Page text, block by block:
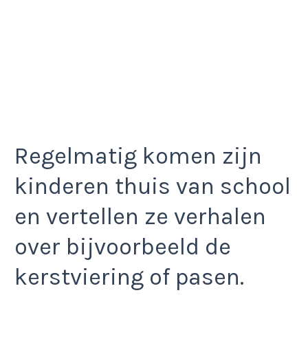
Regelmatig komen zijn
kinderen thuis van school
en vertellen ze verhalen
over bijvoorbeeld de
kerstviering of pasen.